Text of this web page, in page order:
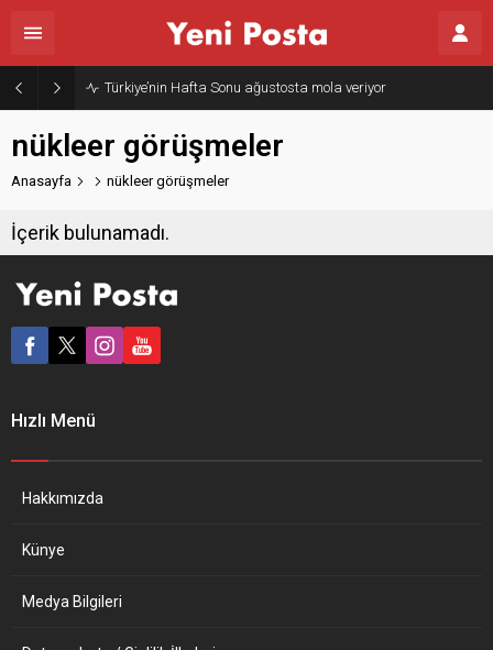
Türkiye’nin Hafta Sonu ağustosta mola veriyor
nükleer görüşmeler
Anasayfa nükleer görüşmeler
İçerik bulunamadı.
Hızlı Menü
Hakkımızda
Künye
Medya Bilgileri